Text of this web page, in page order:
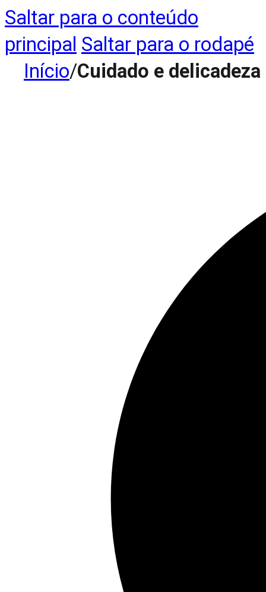
Saltar para o conteúdo
principal Saltar para o rodapé
Início/Cuidado e delicadeza